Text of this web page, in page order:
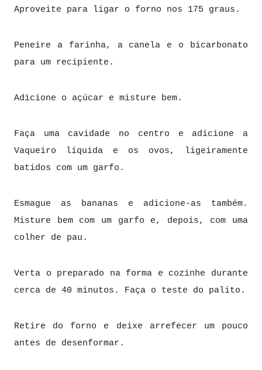
Aproveite para ligar o forno nos 175 graus.
Peneire a farinha, a canela e o bicarbonato
para um recipiente.
Adicione o açúcar e misture bem.
Faça uma cavidade no centro e adicione a
Vaqueiro líquida e os ovos, ligeiramente
batidos com um garfo.
Esmague as bananas e adicione-as também.
Misture bem com um garfo e, depois, com uma
colher de pau.
Verta o preparado na forma e cozinhe durante
cerca de 40 minutos. Faça o teste do palito.
Retire do forno e deixe arrefecer um pouco
antes de desenformar.